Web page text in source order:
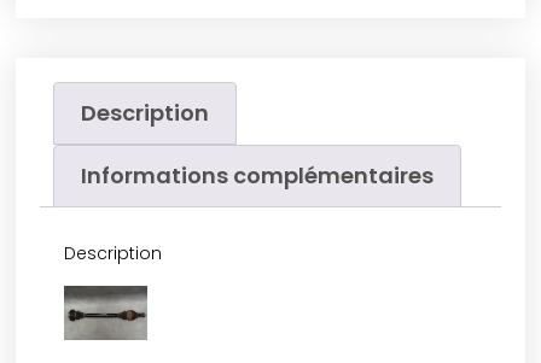
Description
Informations complémentaires
Description